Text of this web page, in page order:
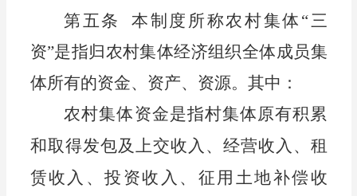
第五条
本制度 所称农村集体 “三
资”是指归农村集体经济组织全体成员集
体所有的资金、资产、资源。其中：
农村集体资金是指村集体原有积累
和取得发包及 上交收入、经营收入、租
赁收入、投资收入、征用土地补偿收